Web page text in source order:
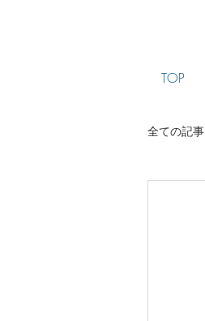
TOP
全ての記事